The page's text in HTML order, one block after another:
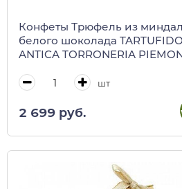
Конфеты Трюфель из
белого шоколада
ANTICA TORRONERIA
шт
2 699 руб.